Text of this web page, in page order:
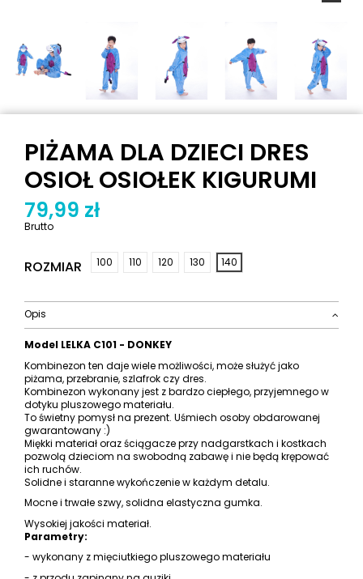
PIŻAMA DLA DZIECI DRES
OSIOŁ OSIOŁEK KIGURUMI
79,99 zł
Brutto
ROZMIAR 100 110 120 130 140
Opis
Model LELKA C101 - DONKEY
Kombinezon ten daje wiele możliwości, może służyć jako
piżama, przebranie, szlafrok czy dres.
Kombinezon wykonany jest z bardzo ciepłego, przyjemnego w
dotyku pluszowego materiału.
To świetny pomysł na prezent. Uśmiech osoby obdarowanej
gwarantowany :)
Miękki materiał oraz ściągacze przy nadgarstkach i kostkach
pozwolą dzieciom na swobodną zabawę i nie będą krępować
ich ruchów.
Solidne i staranne wykończenie w każdym detalu.
Mocne i trwałe szwy, solidna elastyczna gumka.
Wysokiej jakości materiał.
Parametry:
- wykonany z mięciutkiego pluszowego materiału